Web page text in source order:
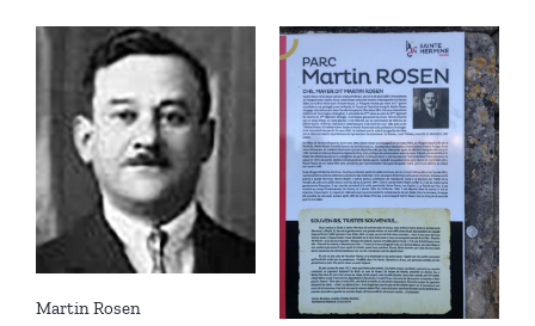
Martin Rosen